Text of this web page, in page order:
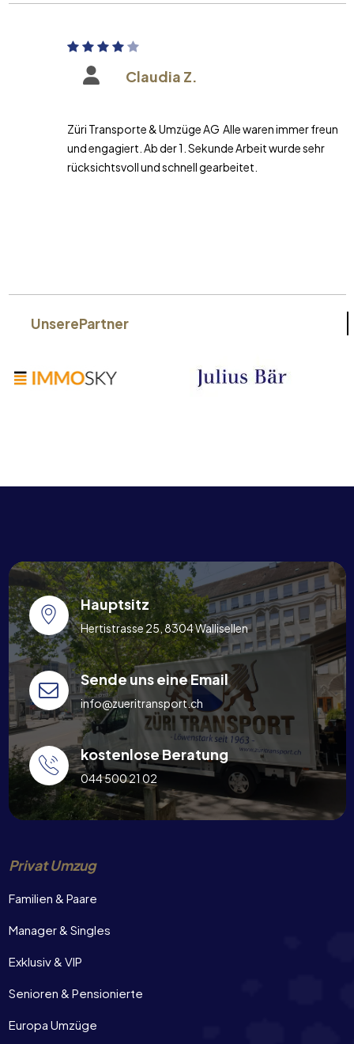
Claudia Z.
Züri Transporte & Umzüge AG Alle waren immer freundlich
und engagiert. Ab der 1. Sekunde Arbeit wurde sehr
rücksichtsvoll und schnell gearbeitet.
UnserePartner
Hauptsitz
Hertistrasse 25, 8304 Wallisellen
Sende uns eine Email
info@zueritransport.ch
kostenlose Beratung
044 500 21 02
Privat Umzug
Familien & Paare
Manager & Singles
Exklusiv & VIP
Senioren & Pensionierte
Europa Umzüge